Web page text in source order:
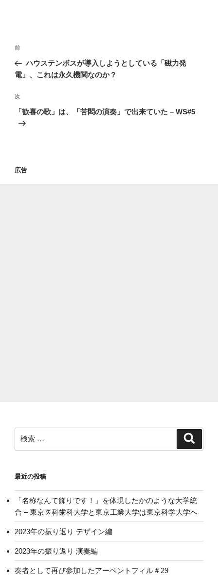
投
ナ
ゲ
ー
シ
過
去
の
稿
前
ハウステンボスが導入しようとしている「磁力発
電」、これは永久機関なのか？
次
の
投
次
「歓喜の歌」は、「苦悶の演奏」で出来ていた – WS#5
広告
検
索:
最近の投稿
「名称なんて飾りです！」を体現したかのような大学統
合 – 東京医科歯科大学と東京工業大学は東京科学大学へ
2023年の振り返り デザイン編
2023年の振り返り 演奏編
奏者として再び参加したアーベントフィル＃29